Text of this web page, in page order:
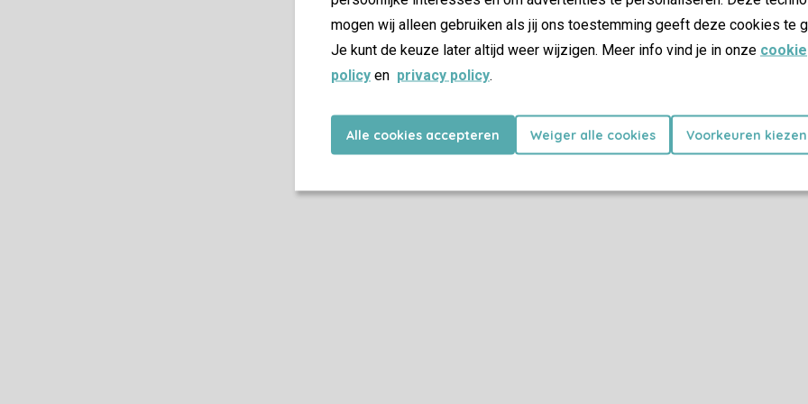
mogen wij alleen gebruiken als jij ons toestemming geeft deze cookies te
Je kunt de keuze later altijd weer wijzigen. Meer info vind je in onze cookie
policy en privacy policy.
Alle cookies accepteren Weiger alle cookies Voorkeuren kiezen